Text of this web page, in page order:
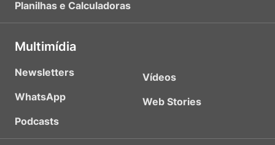
Planilhas e Calculadoras
Multimídia
Newsletters
WhatsApp
Podcasts
Vídeos
Web Stories